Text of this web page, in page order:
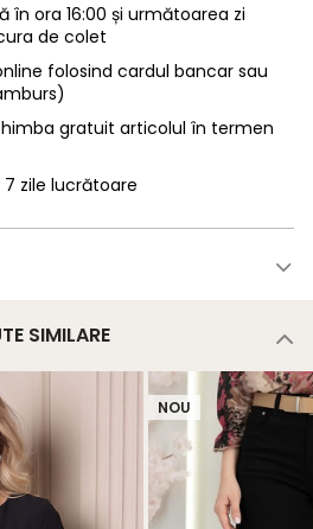
în ora 16:00 și următoarea zi
de colet
folosind cardul bancar sau
gratuit articolul în termen
zile lucrătoare
SIMILARE
NOU